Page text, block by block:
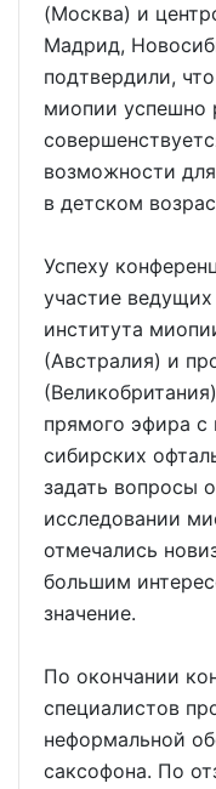
(Москва) и
Мадрид,
подтвердили,
миопии успешно
возможности
в детском
Успеху
участие
института
(Австралия) и
прямого эфира
сибирских
задать вопросы
исследовании
отмечались
большим
значение.
По окончании
специалистов
неформальной
саксофона. По